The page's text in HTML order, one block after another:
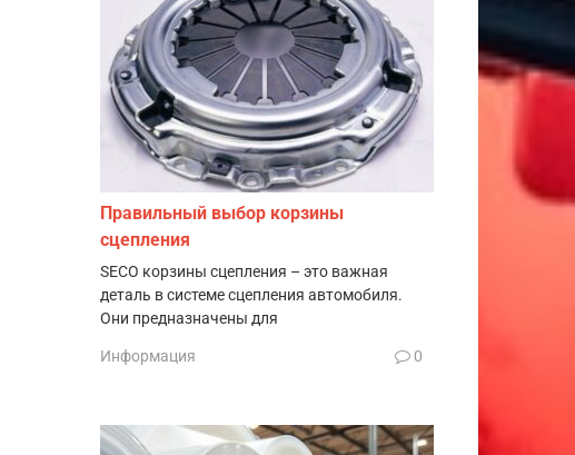
Правильный выбор корзины
сцепления
SECO корзины сцепления – это важная
деталь в системе сцепления автомобиля.
Они предназначены для
Информация 0